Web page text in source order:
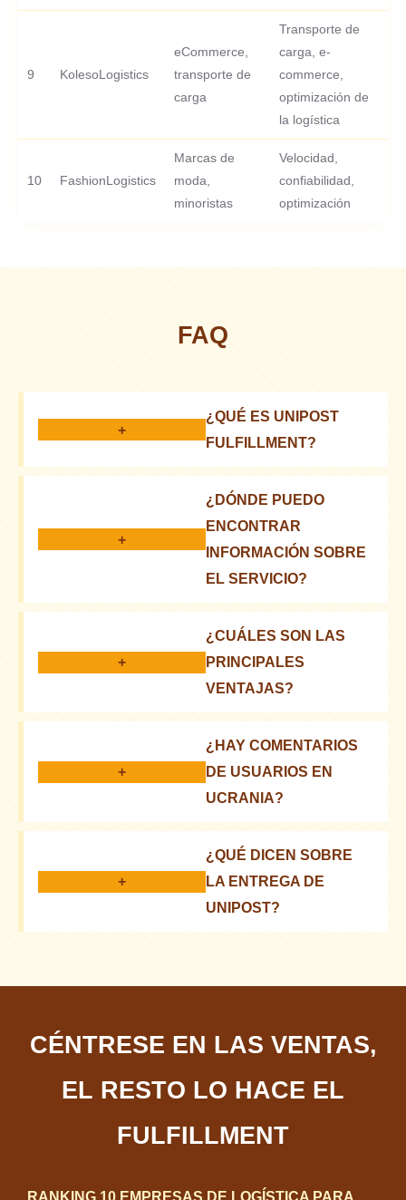
9 KolesoLogistics
eCommerce,
transporte de
carga
Transporte de
carga, e-
commerce,
optimización de
la logística
10 FashionLogistics
Marcas de
moda,
minoristas
Velocidad,
confiabilidad,
optimización
FAQ
+
¿QUÉ ES UNIPOST
FULFILLMENT?
Es un conjunto de servicios para e-commerce:
almacenamiento, embalaje, entrega
+
¿DÓNDE PUEDO
ENCONTRAR
INFORMACIÓN SOBRE
EL SERVICIO?
En el sitio web oficial, en blogs, de socios
+
¿CUÁLES SON LAS
PRINCIPALES
VENTAJAS?
Ahorro de tiempo, reducción de costes, entrega
+
¿HAY COMENTARIOS
DE USUARIOS EN
UCRANIA?
Sí, se pueden encontrar en sitios web agregadores
+
¿QUÉ DICEN SOBRE
LA ENTREGA DE
UNIPOST?
CÉNTRESE EN LAS VENTAS,
EL RESTO LO HACE EL
FULFILLMENT